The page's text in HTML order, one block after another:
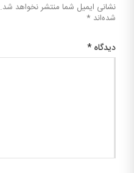
نشانی ایمیل شما منتشر نخواهد شد.
شده‌اند *
دیدگاه *